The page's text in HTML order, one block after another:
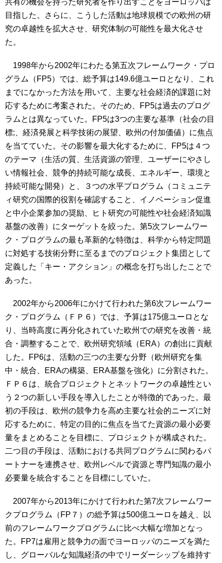
目指した。さらに、こうした活動は地球規模での欧州の研
究の卓越性を拡大させ、研究体制の可能性を最大化させ
た。
1998年から2002年にわたる第五次フレームワーク・プロ
グラム（FP5）では、総予算は149.6億ユーロとなり、これ
までになかった方法を用いて、主要な社会経済的課題に対
応するために考案された。そのため、FP5は過去のプログ
ラムとは異なっていた。FP5は3つの主要な基準（社会の目
標;、経済発展と科学技術の展望、欧州の付加価値）に焦点
を当てていた。その影響を最大化するために、FP5は４つ
のテーマ（生活の質、生活資源の管理、ユーザーにやさし
い情報社会、競争的持続可能な成長、エネルギー、環境と
持続可能な開発）と、３つの水平プログラム（コミュニテ
ィ研究の国際的役割を確認すること、イノベーション促進
と中小企業参加の奨励、ヒト研究の可能性や社会経済知識
基盤の改善）にターゲットを絞った。第5次フレームワー
ク・プログラムの最も革新的な特徴は、科学から特定問題
に対処する技術分野に至るまでのプロジェクト集団として
定義した「キー・アクション」の概念を打ち出したことで
あった。
2002年から2006年にかけて行われた第6次フレームワー
ク・プログラム（ＦＰ６）では、予算は175億ユーロとな
り、当時高度に再分化されていた欧州での研究を改善・統
合・調整することで、欧州研究領域（ERA）の創出に貢献
した。FP6は、活動の三つの主要な分野（欧州研究を集
中・統合、ERAの構築、ERA基盤を強化）に分割された。
ＦＰ６は、統合プロジェクトとネットワークの卓越性とい
う２つの新しい手段を導入したことが特徴的であった。最
初の手段は、欧州の競争力を高め主要な社会的ニーズに対
応するために、特定の目的に焦点を当てた資源の最小必要
量をまとめることを目標に、プロジェクトが構成された。
二つ目の手段は、活動における共同プログラムに関わるパ
ートナーを連携させ、欧州レベルで資源と専門知識の最小
必要量を統合することを目標にしていた。
2007年から2013年にかけて行われた第7次フレームワー
クプログラム（FP７）の総予算は500億ユーロを越え、以
前のフレームワークプログラムに比べ大幅な増加となっ
た。FP7は雇用と競争力の面でヨーロッパのニーズを満た
し、グローバルな知識経済の中でリーダーシップを維持す